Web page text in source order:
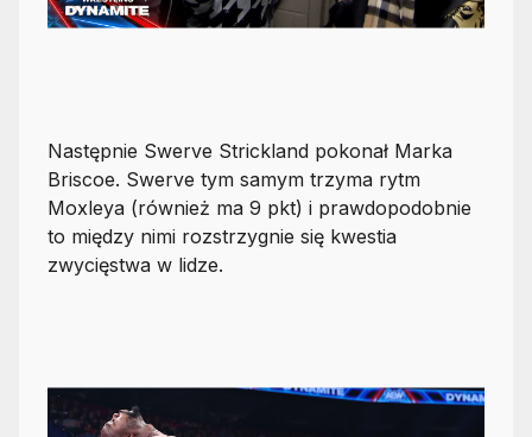
Następnie Swerve Strickland pokonał Marka
Briscoe. Swerve tym samym trzyma rytm
Moxleya (również ma 9 pkt) i prawdopodobnie
to między nimi rozstrzygnie się kwestia
zwycięstwa w lidze.